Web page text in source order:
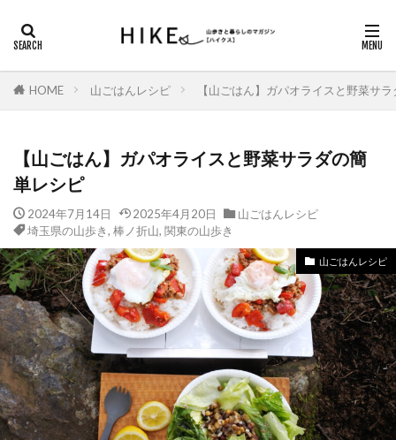
HOME 山ごはんレシピ 【山ごはん】ガパオライスと野菜サ
【山ごはん】ガパオライスと野菜サラダの簡
単レシピ
2024年7月14日 2025年4月20日
山ごはんレシピ
埼玉県の山歩き, 棒ノ折山, 関東の山歩き
山ごはんレシピ
カテゴリー
DAYキャンプ ガスバーナー
シダンゴ山
にっぽん里山紀行
三重県の山歩き
丹沢山地
八ヶ岳
北アルプス
北アルプス南部
南アルプス
南八ヶ岳
埼玉県の山歩き
塔ノ岳
夏山登山 奈良県の山歩き
奥多摩
奥武蔵
山小屋
山梨県の山歩き
島根県の山歩き
御前山
御岳山
新・花の百名山
新日本百名山
日本の山
日本三大岩場
日本二百名山
日本夜景100選